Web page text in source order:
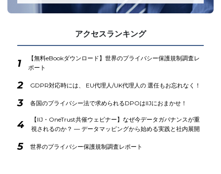
アクセスランキング
1
【無料eBookダウンロード】世界のプライバシー保護規制調査レ
ポート
2 GDPR対応時には、 EU代理人/UK代理人の 選任もお忘れなく！
3 各国のプライバシー法で求められるDPOはIIJにおまかせ！
4
【IIJ・OneTrust共催ウェビナー】なぜ今データガバナンスが重
視されるのか？ ― データマッピングから始める実践と社内展開
5 世界のプライバシー保護規制調査レポート